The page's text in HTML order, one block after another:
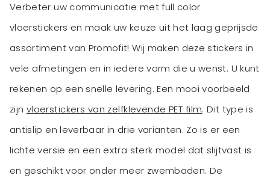
Verbeter uw communicatie met full color
vloerstickers en maak uw keuze uit het laag geprijsde
assortiment van Promofit! Wij maken deze stickers in
vele afmetingen en in iedere vorm die u wenst. U kunt
rekenen op een snelle levering. Een mooi voorbeeld
zijn vloerstickers van zelfklevende PET film. Dit type is
antislip en leverbaar in drie varianten. Zo is er een
lichte versie en een extra sterk model dat slijtvast is
en geschikt voor onder meer zwembaden. De